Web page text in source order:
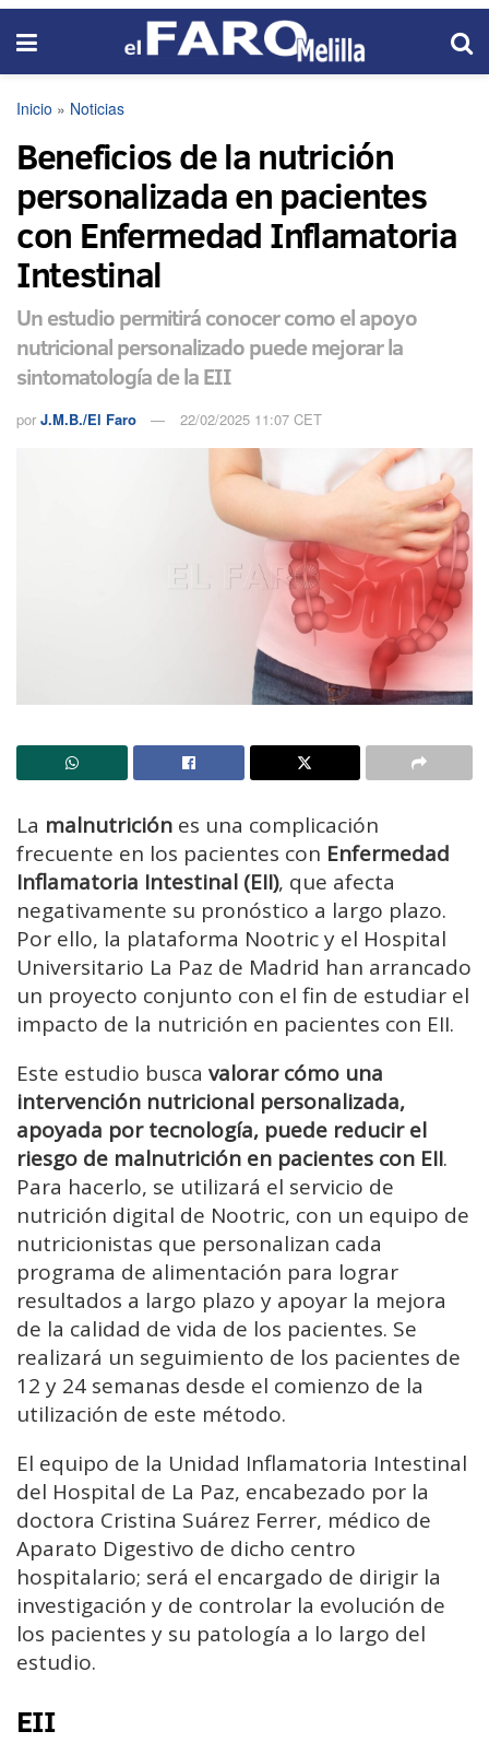
Inicio » Noticias
Beneficios de la nutrición
personalizada en pacientes
con Enfermedad Inflamatoria
Intestinal
Un estudio permitirá conocer como el apoyo
nutricional personalizado puede mejorar la
sintomatología de la EII
por J.M.B./El Faro 22/02/2025 11:07 CET
La malnutrición es una complicación
frecuente en los pacientes con Enfermedad
Inflamatoria Intestinal (EII), que afecta
negativamente su pronóstico a largo plazo.
Por ello, la plataforma Nootricy el Hospital
Universitario La Paz de Madrid han arrancado
un proyecto conjunto con el fin de estudiar el
impacto de la nutrición en pacientes con EII.
Este estudio busca valorar cómo una
intervención nutricional personalizada,
apoyada por tecnología, puede reducir el
riesgo de malnutrición en pacientes con EII.
Para hacerlo, se utilizará el servicio de
nutrición digital de Nootric, con un equipo de
nutricionistas que personalizan cada
programa de alimentación para lograr
resultados a largo plazo y apoyar la mejora
de la calidad de vida de los pacientes. Se
realizará un seguimiento de los pacientes de
12 y 24 semanas desde el comienzo de la
utilización de este método.
El equipo de la Unidad Inflamatoria Intestinal
del Hospital de La Paz, encabezado por la
doctora Cristina Suárez Ferrer, médico de
Aparato Digestivo de dicho centro
hospitalario; será el encargado de dirigir la
investigación y de controlar la evolución de
los pacientes y su patología a lo largo del
estudio.
EII